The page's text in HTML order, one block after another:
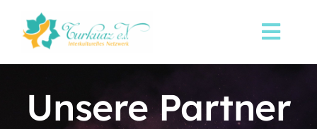
content
Über uns
Unsere Partner